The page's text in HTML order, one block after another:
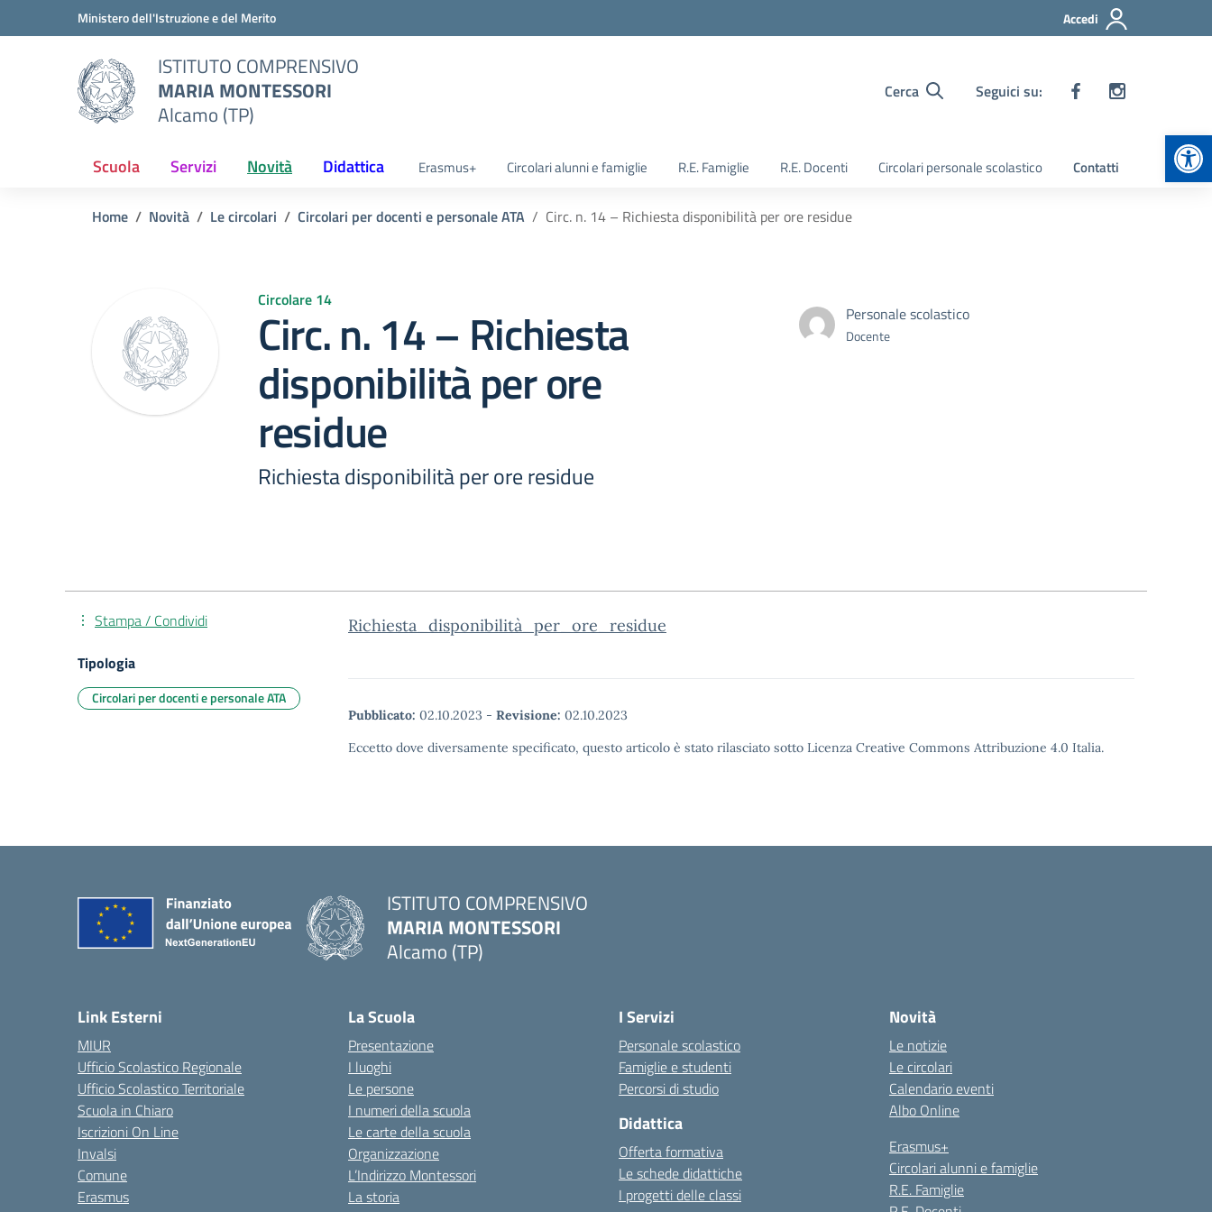
Vai ai contenuti
Vai al menu di navigazioneMinistero dell'Istruzione e del Merito Accedi
ISTITUTO COMPRENSIVO
MARIA MONTESSORI
Alcamo (TP)
Cerca Seguici su:
Scuola Servizi Novità Didattica Erasmus+ Circolari alunni e famiglie R.E. Famiglie R.E. Docenti Circolari personale scolastico Contatti
Home Novità Le circolari Circolari per docenti e personale ATA Circ. n. 14 – Richiesta disponibilità per ore residue
Circolare 14
Circ. n. 14 – Richiesta
disponibilità per ore
residue
Richiesta disponibilità per ore residue
Personale scolastico
Docente
Richiesta_disponibilità_per_ore_residue
Pubblicato: 02.10.2023 - Revisione: 02.10.2023
Eccetto dove diversamente specificato, questo articolo è stato rilasciato sotto Licenza Creative Commons Attribuzione 4.0 Italia.
Stampa / Condividi
Tipologia
Circolari per docenti e personale ATA
ISTITUTO COMPRENSIVO
MARIA MONTESSORI
Alcamo (TP)
Link Esterni
MIUR
Ufficio Scolastico Regionale
Ufficio Scolastico Territoriale
Scuola in Chiaro
Iscrizioni On Line
Invalsi
Comune
Erasmus
La Scuola
Presentazione
I luoghi
Le persone
I numeri della scuola
Le carte della scuola
Organizzazione
L’Indirizzo Montessori
La storia
I Servizi
Personale scolastico
Famiglie e studenti
Percorsi di studio
Didattica
Offerta formativa
Le schede didattiche
I progetti delle classi
Novità
Le notizie
Le circolari
Calendario eventi
Albo Online
Erasmus+
Circolari alunni e famiglie
R.E. Famiglie